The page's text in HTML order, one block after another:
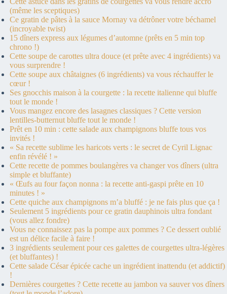
(même les sceptiques)
Ce gratin de pâtes à la sauce Mornay va détrôner votre béchamel
(incroyable twist)
15 dîners express aux légumes d’automne (prêts en 5 min top
chrono !)
Cette soupe de carottes ultra douce (et prête avec 4 ingrédients) va
vous surprendre !
Cette soupe aux châtaignes (6 ingrédients) va vous réchauffer le
cœur !
Ses gnocchis maison à la courgette : la recette italienne qui bluffe
tout le monde !
Vous mangez encore des lasagnes classiques ? Cette version
lentilles-butternut bluffe tout le monde !
Prêt en 10 min : cette salade aux champignons bluffe tous vos
invités !
« Sa recette sublime les haricots verts : le secret de Cyril Lignac
enfin révélé ! »
Cette recette de pommes boulangères va changer vos dîners (ultra
simple et bluffante)
« Œufs au four façon nonna : la recette anti-gaspi prête en 10
minutes ! »
Cette quiche aux champignons m’a bluffé : je ne fais plus que ça !
Seulement 5 ingrédients pour ce gratin dauphinois ultra fondant
(vous allez fondre)
Vous ne connaissez pas la pompe aux pommes ? Ce dessert oublié
est un délice facile à faire !
3 ingrédients seulement pour ces galettes de courgettes ultra-légères
(et bluffantes) !
Cette salade César épicée cache un ingrédient inattendu (et addictif)
!
Dernières courgettes ? Cette recette au jambon va sauver vos dîners